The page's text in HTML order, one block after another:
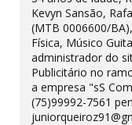
Kevyn Sansão,
(MTB 0006600/
Física, Músico
administrador do
Publicitário no
a empresa "sS
(75)99992-7561